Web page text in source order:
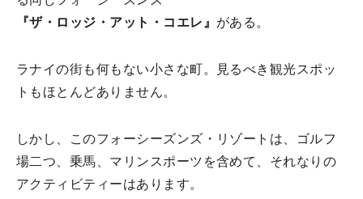
『ザ・ロッジ・アット・コエレ』 がある。
ラナイの街も何もない小さな町。見るべき観光スポッ
トもほとんどありません。
しかし、このフォーシーズンズ・リゾートは、ゴルフ
場二つ、乗馬、マリンスポーツを含めて、それなりの
アクティビティーはあります。